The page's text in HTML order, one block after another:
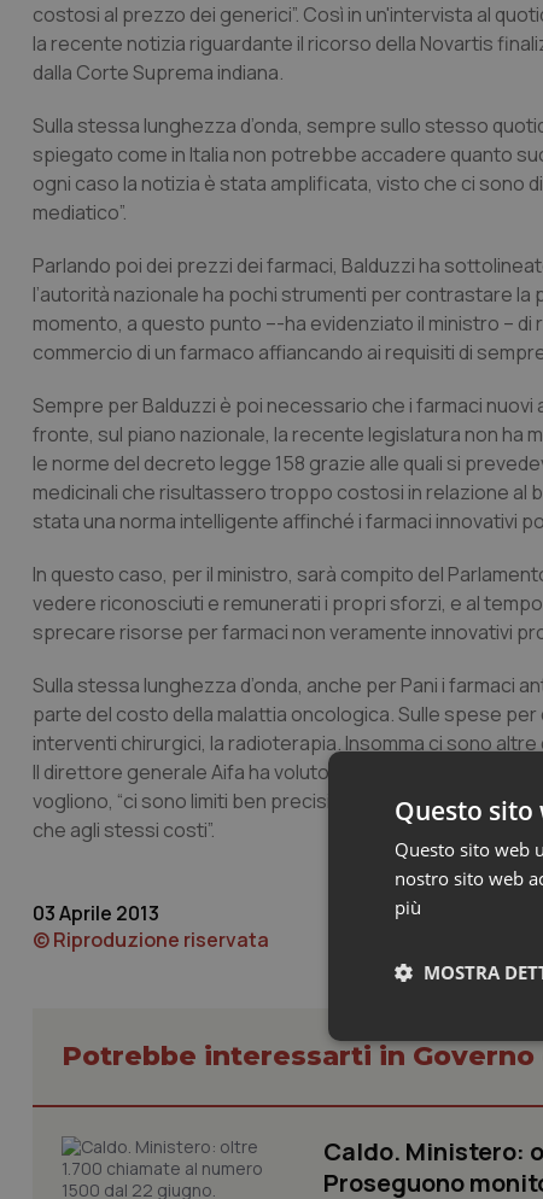
costosi al prezzo dei generici”. Così in un'intervista al
la recente notizia riguardante il ricorso della Novartis
dalla Corte Suprema indiana.
Sulla stessa lunghezza d’onda, sempre sullo stesso
spiegato come in Italia non potrebbe accadere quanto
ogni caso la notizia è stata amplificata, visto che ci
mediatico”.
Parlando poi dei prezzi dei farmaci, Balduzzi ha
l’autorità nazionale ha pochi strumenti per contrastare la
momento, a questo punto –-ha evidenziato il ministro –
commercio di un farmaco affiancando ai requisiti di
Sempre per Balduzzi è poi necessario che i farmaci
fronte, sul piano nazionale, la recente legislatura non
le norme del decreto legge 158 grazie alle quali si
medicinali che risultassero troppo costosi in relazione al
stata una norma intelligente affinché i farmaci innovativi
In questo caso, per il ministro, sarà compito del
vedere riconosciuti e remunerati i propri sforzi, e al
sprecare risorse per farmaci non veramente innovativi
Sulla stessa lunghezza d’onda, anche per Pani i farmaci
parte del costo della malattia oncologica. Sulle spese
interventi chirurgici, la radioterapia. Insomma ci sono altre
Il direttore generale Aifa ha voluto infine precisare che le
vogliono, “ci sono limiti ben precisi imposti proprio
che agli stessi costi”.
03 Aprile 2013
© Riproduzione riservata
Potrebbe interessarti in Governo
Caldo. Ministero:
Proseguono
Questo sito
Questo sito web
nostro sito web
più
MOSTRA